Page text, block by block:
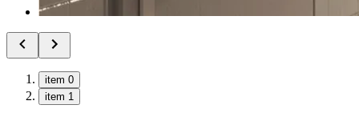
item 0
item 1